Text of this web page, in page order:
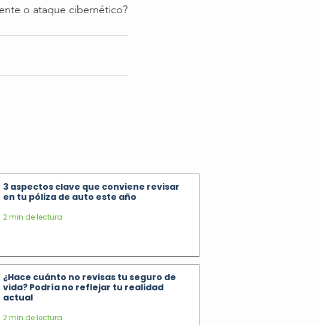
o ataque cibernético?
3 aspectos clave que conviene revisar
en tu póliza de auto este año
2 min de lectura
¿Hace cuánto no revisas tu seguro de
vida? Podría no reflejar tu realidad
actual
2 min de lectura